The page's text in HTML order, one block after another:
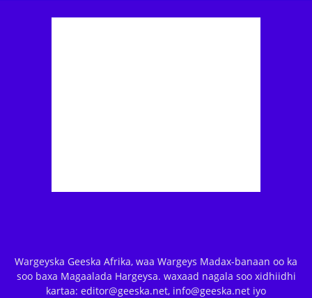
Wargeyska Geeska Afrika, waa Wargeys Madax-banaan oo ka
soo baxa Magaalada Hargeysa. waxaad nagala soo xidhiidhi
kartaa: editor@geeska.net, info@geeska.net iyo